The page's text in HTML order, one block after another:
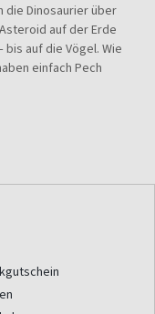
die Dinosaurier über
auf der Erde
auf die Vögel. Wie
einfach Pech